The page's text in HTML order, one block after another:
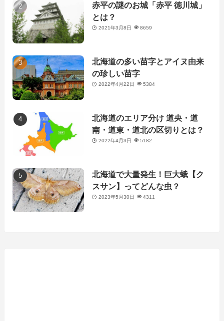
赤平の謎のお城「赤平 徳川城」
とは？
2021年3月8日 8659
北海道の多い苗字とアイヌ由来
の珍しい苗字
2022年4月22日 5384
北海道のエリア分け 道央・道
南・道東・道北の区切りとは？
2022年4月3日 5182
北海道で大量発生！巨大蛾【ク
スサン】ってどんな虫？
2023年5月30日 4311